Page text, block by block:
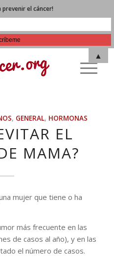
, GENERAL, HORMONAS
EL
MAMA?
mujer que tiene o ha
más frecuente en las
de casos al año), y en las
el número de casos.
prevenir el cáncer!
▲